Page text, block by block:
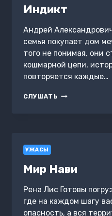
Индикт
Андрей
семья покупает дом
того не понимая, они
кошмарной цепи,
повторяется каждые…
СЛУШАТЬ ИНДИКТ
УЖАСЫ
Мир Нави
Рена Лис Готовы
где на каждом шагу
опасность, а вся